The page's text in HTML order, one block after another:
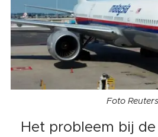
Foto Reuters
Het probleem bij